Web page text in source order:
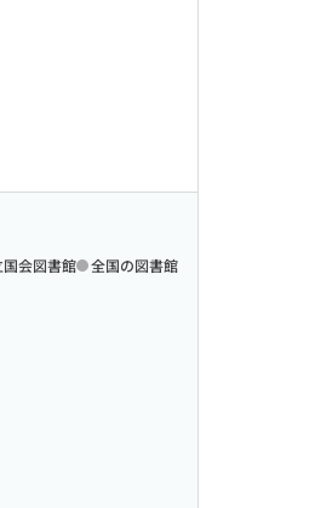
国会図書館 全国の図書館